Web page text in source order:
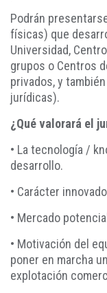
Podrán
físicas) que
Universidad,
grupos o Centros
privados, y
jurídicas).
¿Qué valorará el
• La tecnología /
desarrollo.
• Carácter
• Mercado
• Motivación del
poner en marcha
explotación